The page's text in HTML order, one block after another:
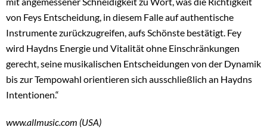
von Feys Entscheidung, in diesem Falle auf authentische
Instrumente zurückzugreifen, aufs Schönste bestätigt. Fey
wird Haydns Energie und Vitalität ohne Einschränkungen
gerecht, seine musikalischen Entscheidungen von der Dynamik
bis zur Tempowahl orientieren sich ausschließlich an Haydns
Intentionen.“
www.allmusic.com (USA)